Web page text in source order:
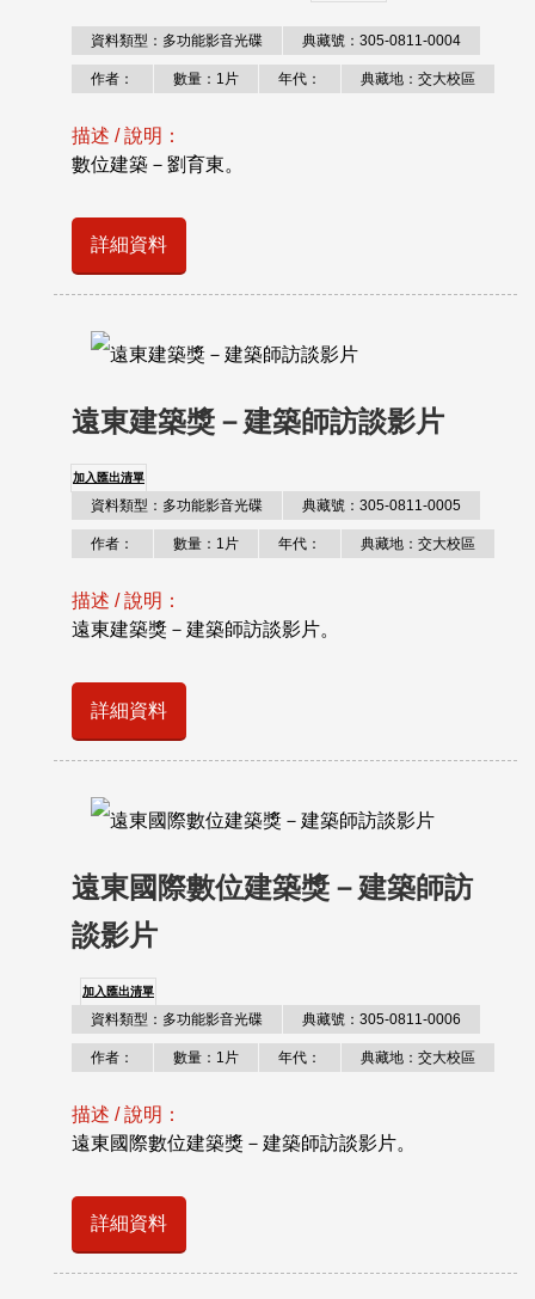
資料類型：多功能影音光碟 典藏號：305-0811-0004
作者： 數量：1片 年代： 典藏地：交大校區
描述 / 說明：
數位建築－劉育東。
詳細資料
遠東建築獎－建築師訪談影片
加入匯出清單
資料類型：多功能影音光碟 典藏號：305-0811-0005
作者： 數量：1片 年代： 典藏地：交大校區
描述 / 說明：
遠東建築獎－建築師訪談影片。
詳細資料
遠東國際數位建築獎－建築師訪
談影片
加入匯出清單
資料類型：多功能影音光碟 典藏號：305-0811-0006
作者： 數量：1片 年代： 典藏地：交大校區
描述 / 說明：
遠東國際數位建築獎－建築師訪談影片。
詳細資料